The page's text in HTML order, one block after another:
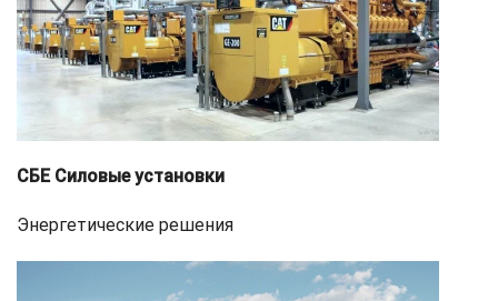
СБЕ Силовые установки
Энергетические решения